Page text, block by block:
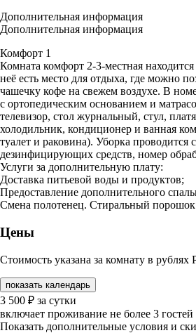
Дополнительная информация
Дополнительная информация
Комфорт 1
Комната комфорт 2-3-местная
неё есть место для отдыха, где можно
чашечку кофе на свежем воздухе. В
с ортопедическим основанием и
телевизор, стол журнальный, стул,
холодильник, кондиционер и ванная
туалет и раковина). Уборка проводится
дезинфицирующих средств, номер
Услуги за дополнительную плату:
Доставка питьевой воды и продуктов;
Предоставление дополнительного
Смена полотенец. Стиральный порошок
Цены
Стоимость указана за комнату в рублях
показать календарь
3 500 ₽ за сутки
включает проживание не более 3 гостей
Показать дополнительные условия и